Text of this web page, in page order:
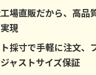
場直販だから、高品
現
採寸で手軽に注文、
ャストサイズ保証